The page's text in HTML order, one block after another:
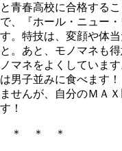
と青春高校に合格する
で、『ホール・ニュー
す。特技は、変顔や体
と。あと、モノマネも
ノマネをよくしていま
は男子並みに食べます
ませんが、自分のＭＡ
す！
＊ ＊ ＊